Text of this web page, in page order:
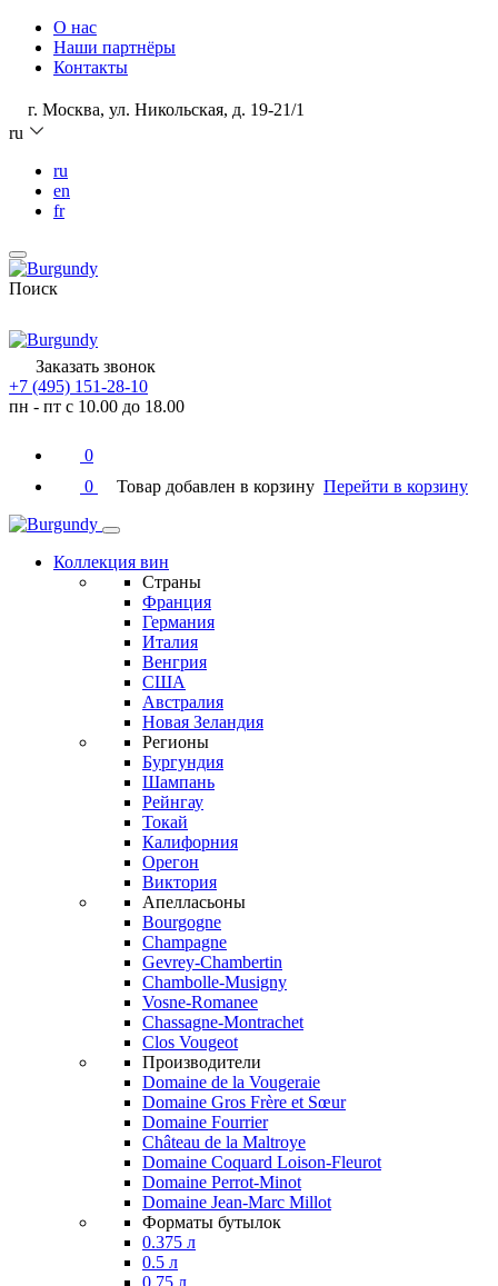
О нас
Наши партнёры
Контакты
г. Москва, ул. Никольская, д. 19-21/1
ru
ru
en
fr
Поиск
Заказать звонок
+7 (495) 151-28-10
пн - пт с 10.00 до 18.00
0
0
Товар добавлен в корзину Перейти в корзину
Коллекция вин
Страны
Франция
Германия
Италия
Венгрия
США
Австралия
Новая Зеландия
Регионы
Бургундия
Шампань
Рейнгау
Токай
Калифорния
Орегон
Виктория
Апелласьоны
Bourgogne
Champagne
Gevrey-Chambertin
Chambolle-Musigny
Vosne-Romanee
Chassagne-Montrachet
Clos Vougeot
Производители
Domaine de la Vougeraie
Domaine Gros Frère et Sœur
Domaine Fourrier
Château de la Maltroye
Domaine Coquard Loison-Fleurot
Domaine Perrot-Minot
Domaine Jean-Marc Millot
Форматы бутылок
0.375 л
0.5 л
0.75 л